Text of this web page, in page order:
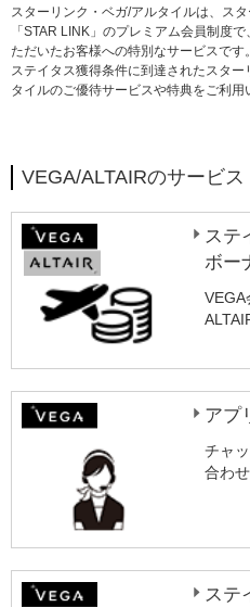
スターリンク・ベガ/アルタイルは、ス
「STAR LINK」のプレミアム会員制度
ただいたお客様への特別なサービスです。
ステイタス獲得条件に到達されたスタ
タイルのご優待サービスや特典をご利用
VEGA/ALTAIRのサービス
ステ
ボー
アプ
チャ
合わ
ステ